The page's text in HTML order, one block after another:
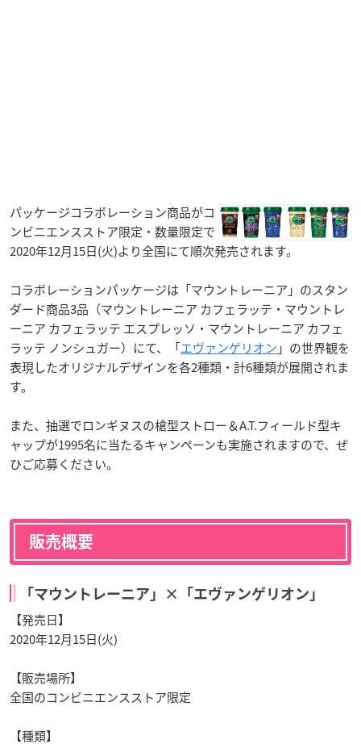
パッケージコラボレーション商品がコ
ンビニエンスストア限定・数量限定で
2020年12月15日(火)より全国にて順次発売されます。
コラボレーションパッケージは「マウントレーニア」のスタン
ダード商品3品（マウントレーニア カフェラッテ・マウントレ
ーニア カフェラッテ エスプレッソ・マウントレーニア カフェ
ラッテ ノンシュガー）にて、「エヴァンゲリオン 」の世界観を
表現したオリジナルデザインを各2種類・計6種類が展開されま
す。
また、抽選でロンギヌスの槍型ストロー＆A.T.フィールド型キ
ャップが1995名に当たるキャンペーンも実施されますので、ぜ
ひご応募ください。
販売概要
「マウントレーニア」×「エヴァンゲリオン」
【発売日】
2020年12月15日(火)
【販売場所】
全国のコンビニエンスストア限定
【種類】